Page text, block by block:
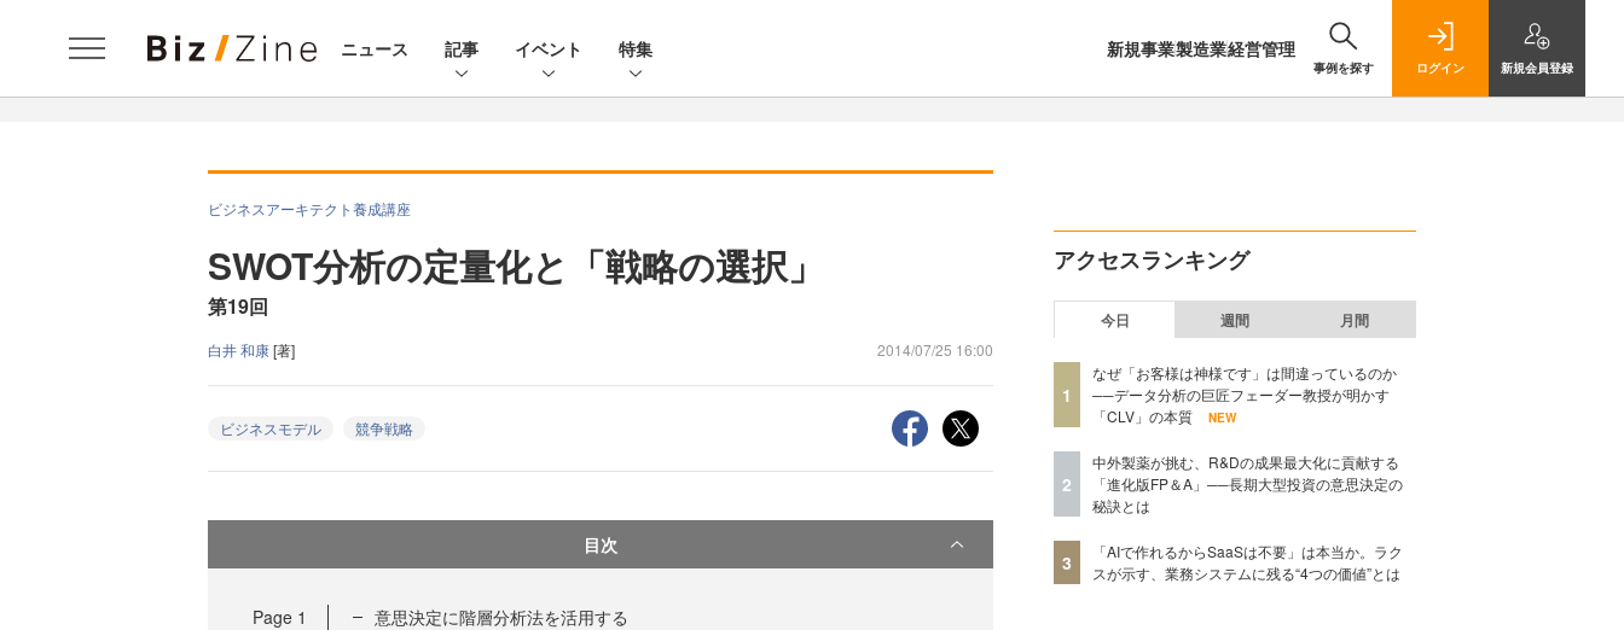
ニュース 記事 イベント 特集 新規事業製造業経営管理
事例を探す ログイン 新規会員登録
ビジネスアーキテクト養成講座
SWOT分析の定量化と「戦略の選択」
第19回
白井 和康[著] 2014/07/25 16:00
ビジネスモデル 競争戦略
目次
Page 1 意思決定に階層分析法を活用する
アクセスランキング
今日 週間 月間
1
なぜ「お客様は神様です」は間違っているのか
──データ分析の巨匠フェーダー教授が明かす
「CLV」の本質
NEW
2
中外製薬が挑む、R&Dの成果最大化に貢献する
「進化版FP＆A」──長期大型投資の意思決定の
秘訣とは
3
「AIで作れるからSaaSは不要」は本当か。ラク
スが示す、業務システムに残る“4つの価値”とは